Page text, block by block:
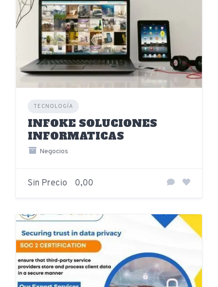
TECNOLOGÍA
INFOKE SOLUCIONES
INFORMATICAS
Negocios
Sin Precio 0,00